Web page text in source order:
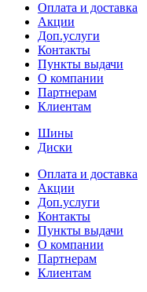
Оплата и доставка
Акции
Доп.услуги
Контакты
Пункты выдачи
О компании
Партнерам
Клиентам
Шины
Диски
Оплата и доставка
Акции
Доп.услуги
Контакты
Пункты выдачи
О компании
Партнерам
Клиентам